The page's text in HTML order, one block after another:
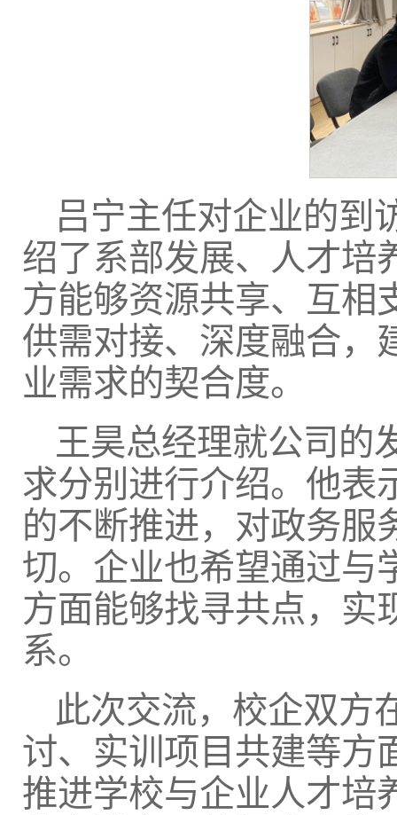
吕宁主任对企业的到
绍了系部发展、人才培
方能够资源共享、互相
供需对接、深度融合，
业需求的契合度。
王昊总经理就公司的
求分别进行介绍。他表
的不断推进，对政务服
切。企业也希望通过与
方面能够找寻共点，实
系。
此次交流，校企双方
讨、实训项目共建等方
推进学校与企业人才培